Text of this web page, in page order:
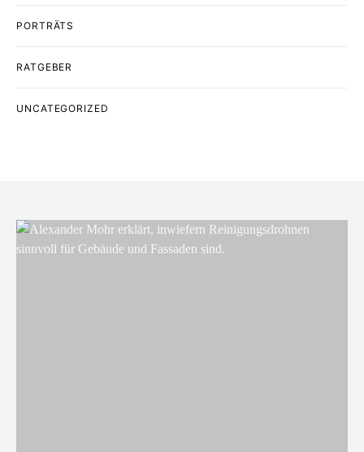
PORTRÄTS
RATGEBER
UNCATEGORIZED